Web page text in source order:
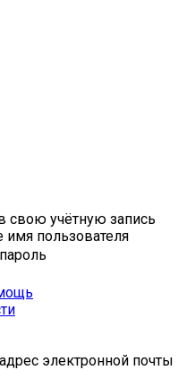
свою учётную запись
имя пользователя
электронной почты